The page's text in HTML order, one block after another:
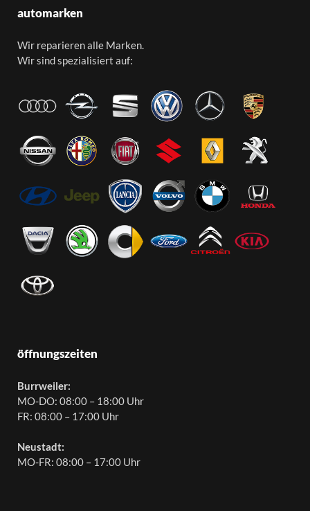
automarken
Wir reparieren alle Marken.
Wir sind spezialisiert auf:
öffnungszeiten
Burrweiler:
MO-DO: 08:00 – 18:00 Uhr
FR: 08:00 – 17:00 Uhr
Neustadt:
MO-FR: 08:00 – 17:00 Uhr